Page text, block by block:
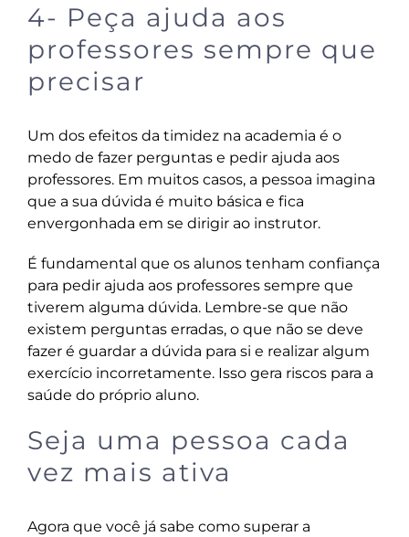
4- Peça ajuda aos
professores sempre que
precisar
Um dos efeitos da timidez na academia é o
medo de fazer perguntas e pedir ajuda aos
professores. Em muitos casos, a pessoa imagina
que a sua dúvida é muito básica e fica
envergonhada em se dirigir ao instrutor.
É fundamental que os alunos tenham confiança
para pedir ajuda aos professores sempre que
tiverem alguma dúvida. Lembre-se que não
existem perguntas erradas, o que não se deve
fazer é guardar a dúvida para si e realizar algum
exercício incorretamente. Isso gera riscos para a
saúde do próprio aluno.
Seja uma pessoa cada
vez mais ativa
Agora que você já sabe como superar a